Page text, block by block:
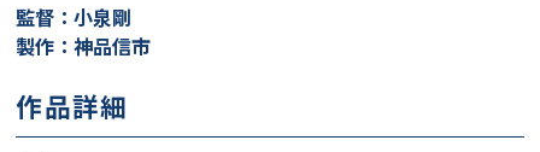
監督：小泉剛
製作：神品信市
作品詳細